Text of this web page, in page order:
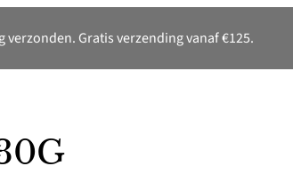
Gratis verzending vanaf €125.